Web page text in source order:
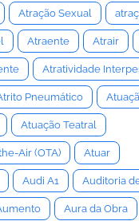
Atração Sexual
Atraente Atrair
Atratividade
Pneumático
Atuação Teatral
Air (OTA) Atuar
Audi A1 Auditoria
Aura da Obra